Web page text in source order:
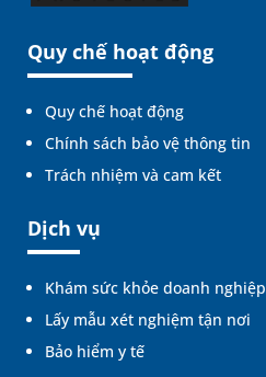
Quy chế hoạt động
Quy chế hoạt động
Chính sách bảo vệ thông tin
Trách nhiệm và cam kết
Dịch vụ
Khám sức khỏe doanh nghiệp
Lấy mẫu xét nghiệm tận nơi
Bảo hiểm y tế